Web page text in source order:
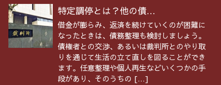
特定調停とは？他の債...
借金が膨らみ、返済を続けていくのが困難に
なったときは、債務整理も検討しましょう。
債権者との交渉、あるいは裁判所とのやり取
りを通じて生活の立て直しを図ることができ
ます。任意整理や個人再生などいくつかの手
段があり、そのうちの […]